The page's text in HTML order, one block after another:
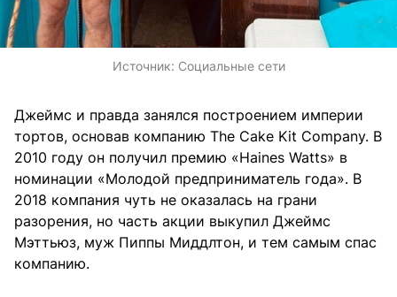
Источник: Социальные сети
Джеймс и правда занялся построением империи
тортов, основав компанию The Cake Kit Company. В
2010 году он получил премию «Haines Watts» в
номинации «Молодой предприниматель года». В
2018 компания чуть не оказалась на грани
разорения, но часть акции выкупил Джеймс
Мэттьюз, муж Пиппы Миддлтон, и тем самым спас
компанию.